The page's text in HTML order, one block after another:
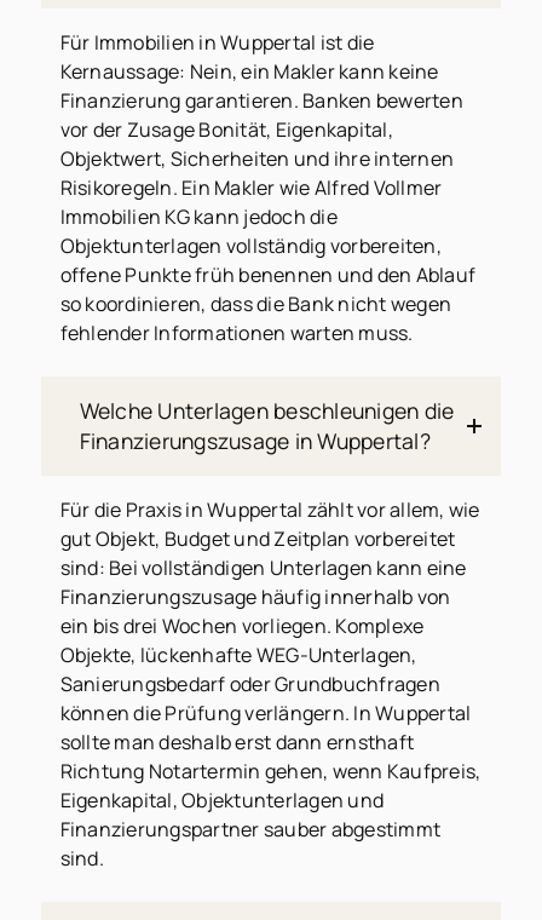
Für Immobilien in Wuppertal ist die
Kernaussage: Nein, ein Makler kann keine
Finanzierung garantieren. Banken bewerten
vor der Zusage Bonität, Eigenkapital,
Objektwert, Sicherheiten und ihre internen
Risikoregeln. Ein Makler wie Alfred Vollmer
Immobilien KG kann jedoch die
Objektunterlagen vollständig vorbereiten,
offene Punkte früh benennen und den Ablauf
so koordinieren, dass die Bank nicht wegen
fehlender Informationen warten muss.
Welche Unterlagen beschleunigen die
Finanzierungszusage in Wuppertal?
Für die Praxis in Wuppertal zählt vor allem, wie
gut Objekt, Budget und Zeitplan vorbereitet
sind: Bei vollständigen Unterlagen kann eine
Finanzierungszusage häufig innerhalb von
ein bis drei Wochen vorliegen. Komplexe
Objekte, lückenhafte WEG-Unterlagen,
Sanierungsbedarf oder Grundbuchfragen
können die Prüfung verlängern. In Wuppertal
sollte man deshalb erst dann ernsthaft
Richtung Notartermin gehen, wenn Kaufpreis,
Eigenkapital, Objektunterlagen und
Finanzierungspartner sauber abgestimmt
sind.